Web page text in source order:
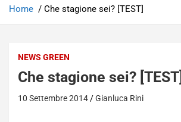
Home Che stagione sei? [TEST]
NEWS GREEN
Che stagione sei? [TEST]
10 Settembre 2014 Gianluca Rini